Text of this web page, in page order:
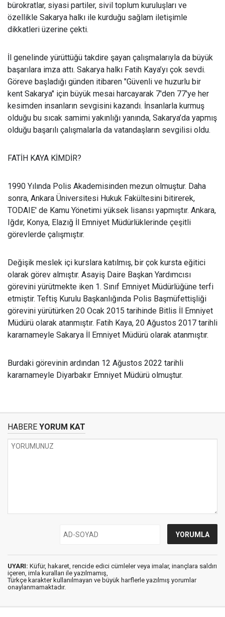
bürokratlar, siyasi partiler, sivil toplum kuruluşları ve
özellikle Sakarya halkı ile kurduğu sağlam iletişimle
dikkatleri üzerine çekti.
İl genelinde yürüttüğü takdire şayan çalışmalarıyla da büyük
başarılara imza attı. Sakarya halkı Fatih Kaya’yı çok sevdi.
Göreve başladığı günden itibaren "Güvenli ve huzurlu bir
kent Sakarya" için büyük mesai harcayarak 7'den 77'ye her
kesimden insanların sevgisini kazandı. İnsanlarla kurmuş
olduğu bu sıcak samimi yakınlığı yanında, Sakarya’da yapmış
olduğu başarılı çalışmalarla da vatandaşların sevgilisi oldu.
FATİH KAYA KİMDİR?
1990 Yılında Polis Akademisinden mezun olmuştur. Daha
sonra, Ankara Üniversitesi Hukuk Fakültesini bitirerek,
TODAIE' de Kamu Yönetimi yüksek lisansı yapmıştır. Ankara,
Iğdır, Konya, Elazığ İl Emniyet Müdürlüklerinde çeşitli
görevlerde çalışmıştır.
Değişik meslek içi kurslara katılmış, bir çok kursta eğitici
olarak görev almıştır. Asayiş Daire Başkan Yardımcısı
görevini yürütmekte iken 1. Sınıf Emniyet Müdürlüğüne terfi
etmiştir. Teftiş Kurulu Başkanlığında Polis Başmüfettişliği
görevini yürütürken 20 Ocak 2015 tarihinde Bitlis İl Emniyet
Müdürü olarak atanmıştır. Fatih Kaya, 20 Ağustos 2017 tarihli
kararnameyle Sakarya İl Emniyet Müdürü olarak atanmıştır.
Burdaki görevinin ardından 12 Ağustos 2022 tarihli
kararnameyle Diyarbakır Emniyet Müdürü olmuştur.
HABERE YORUM KAT
UYARI: Küfür, hakaret, rencide edici cümleler veya imalar, inançlara saldırı
içeren, imla kuralları ile yazılmamış,
Türkçe karakter kullanılmayan ve büyük harflerle yazılmış yorumlar
onaylanmamaktadır.